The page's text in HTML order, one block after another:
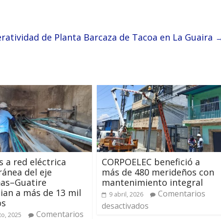
de Planta Barcaza de Tacoa en La Guaira
a red eléctrica
del eje
a más de 13 mil
2025 Comentarios
CORPOELEC benefició a
más de 480 merideños con
mantenimiento integral
9 abril, 2026
Comentarios
desactivados